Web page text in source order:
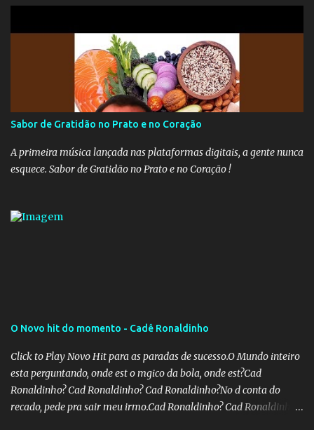
a publicação, a reforma da Previdência Social também está sendo
analisada pelos governadores, que querem subir a taxa de
recolhimento. Nesse caso, seriam atingidos os inativos da União e
dos estados. Atualmente, o teto do INSS é de R$ 5.189,82
Sabor de Gratidão no Prato e no Coração
A primeira música lançada nas plataformas digitais, a gente nunca
esquece. Sabor de Gratidão no Prato e no Coração !
O Novo hit do momento - Cadê Ronaldinho
Click to Play Novo Hit para as paradas de sucesso.O Mundo inteiro
esta perguntando, onde est o mgico da bola, onde est?Cad
Ronaldinho? Cad Ronaldinho? Cad Ronaldinho?No d conta do
recado, pede pra sair meu irmo.Cad Ronaldinho? Cad Ronaldinho?